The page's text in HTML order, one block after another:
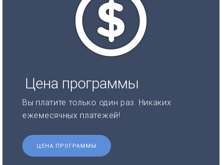
Цена программы
Вы платите только один раз. Никаких
ежемесячных платежей!
ЦЕНА ПРОГРАММЫ